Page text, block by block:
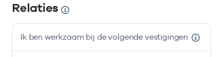
Relaties
Ik ben werkzaam bij de volgende vestigingen